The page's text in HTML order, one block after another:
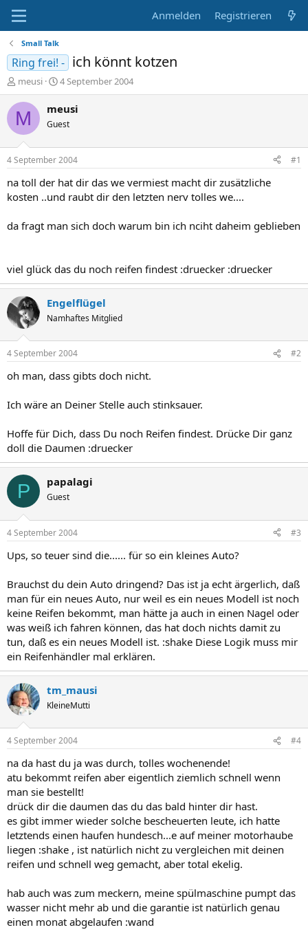
Anmelden Registrieren
Small Talk
Ring frei! - ich könnt kotzen
E
r
s
t
l
e
r
meusi
E
r
s
e
l
t
a
m
4 September 2004
M meusi
Guest
4 September 2004 #1
na toll der hat dir das we vermiest macht dir zusätzliche
kosten ..und raubt dir den letzten nerv tolles we....
da fragt man sich doch warum bin ich nciht daheim geblieben
viel glück das du noch reifen findest :druecker :druecker
Engelflügel
Namhaftes Mitglied
4 September 2004 #2
oh man, dass gibts doch nicht.
Ich wäre an Deiner Stelle auch stinksauer.
Hoffe für Dich, dass Du noch Reifen findest. Drücke Dir ganz
doll die Daumen :druecker
P papalagi
Guest
4 September 2004 #3
Ups, so teuer sind die...... für so ein kleines Auto?
Brauchst du dein Auto dringend? Das ist ja echt ärgerlich, daß
man für ein neues Auto, nur weil es ein neues Modell ist noch
keine Reifen bekommt, man hätte ja auch in einen Nagel oder
was weiß ich fahren können, das hat doch nichts damit zu
tun, daß es ein neues Modell ist. :shake Diese Logik muss mir
ein Reifenhändler mal erklären.
tm_mausi
KleineMutti
4 September 2004 #4
na da hast du ja was durch, tolles wochenende!
atu bekommt reifen aber eigentlich ziemlich schnell wenn
man sie bestellt!
drück dir die daumen das du das bald hinter dir hast.
es gibt immer wieder solche bescheuerten leute, ich hatte
letztends einen haufen hundesch...e auf meiner motorhaube
liegen :shake , ist natürlich nicht zu vergleichen mit deinen
reifen und schnell weg gemacht, aber total ekelig.
hab auch was zum meckern, meine spülmaschine pumpt das
wasser nicht mehr ab und die garantie ist natürlich genau
einen monat abgelaufen :wand